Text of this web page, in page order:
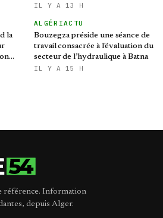
République présente ses
IL Y A 13 H
la
ALGÉRIACTU
Bouzegza préside une séance de
travail consacrée à l'évaluation du
secteur de l’hydraulique à Batna
IL Y A 15 H
référence. Information
depuis Alger.